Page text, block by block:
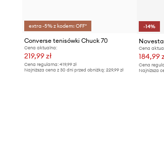
extra -5% z kodem: OFF*
Converse tenisówki Chuck 70
Cena aktualna:
219,99 zł
Cena regularna: 419,99 zł
Najniższa cena z 30 dni przed obniżką: 229,99 zł
-14%
Cena
184,99
Cena
Najniższa